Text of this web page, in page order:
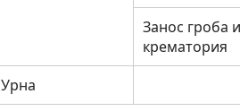
Занос гроба
крематория
Урна